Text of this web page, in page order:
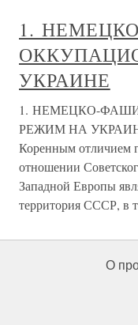
1.
УКРАИНЕ
1. НЕМЕЦКО-
РЕЖИМ НА УКРАИНЕ
Коренным отличием
отношении
Западной Европы
территория СССР, в
О